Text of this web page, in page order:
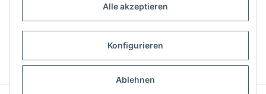
Alle akzeptieren
Konfigurieren
Ablehnen
* Alle Preise inkl. gesetzlicher USt., zzgl.Versand